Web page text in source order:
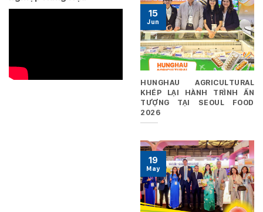
HUNGHAU AGRICULTURAL
KHÉP LẠI HÀNH TRÌNH ẤN
TƯỢNG TẠI SEOUL FOOD
2026
15
Jun
19
May